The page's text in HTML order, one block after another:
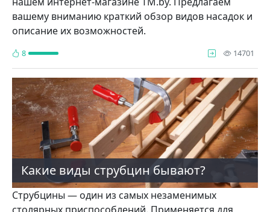
вашему вниманию краткий обзор видов насадок и
описание их возможностей.
8 14701
Какие виды струбцин бывают?
Струбцины — один из самых незаменимых